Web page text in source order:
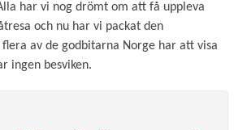
har vi nog drömt om att få uppleva
och nu har vi packat den
av de godbitarna Norge har att visa
ingen besviken.